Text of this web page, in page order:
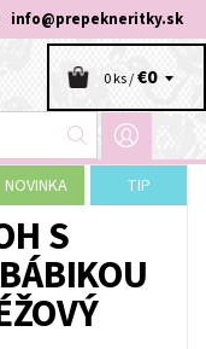
info@prepekneritky.sk
0 ks /€0
NOVINKA TIP
S